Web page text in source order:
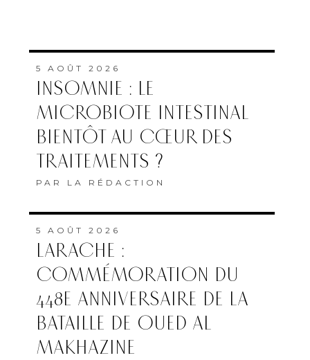
5 AOÛT 2026
INSOMNIE : LE
MICROBIOTE INTESTINAL
BIENTÔT AU CŒUR DES
TRAITEMENTS ?
PAR LA RÉDACTION
5 AOÛT 2026
LARACHE :
COMMÉMORATION DU
448E ANNIVERSAIRE DE LA
BATAILLE DE OUED AL
MAKHAZINE